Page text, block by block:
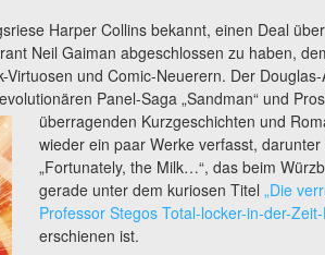
Harper Collins bekannt, einen Deal
Neil Gaiman abgeschlossen zu haben,
Virtuosen und Comic-Neuerern. Der
Panel-Saga „Sandman“ und
überragenden Kurzgeschichten und
wieder ein paar Werke verfasst,
„Fortunately, the Milk…“, das beim
gerade unter dem kuriosen Titel„Die
Professor Stegos Total-locker-in-der-
erschienen ist.